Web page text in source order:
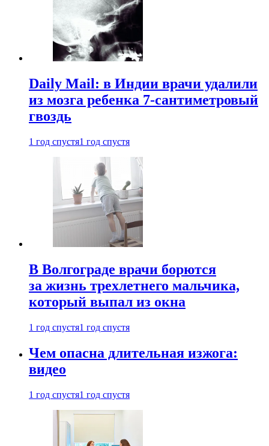
Daily Mail: в Индии врачи удалили
из мозга ребенка 7-сантиметровый
гвоздь
1 год спустя1 год спустя
В Волгограде врачи борются
за жизнь трехлетнего мальчика,
который выпал из окна
1 год спустя1 год спустя
Чем опасна длительная изжога:
видео
1 год спустя1 год спустя